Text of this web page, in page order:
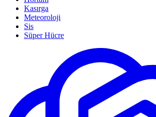
Kasırga
Meteoroloji
Sis
Süper Hücre